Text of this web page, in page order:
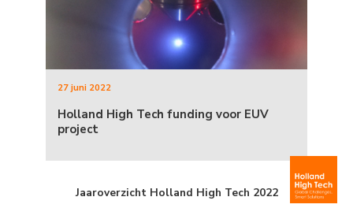
27 juni 2022
Holland High Tech funding voor EUV
project
Jaaroverzicht Holland High Tech 2022